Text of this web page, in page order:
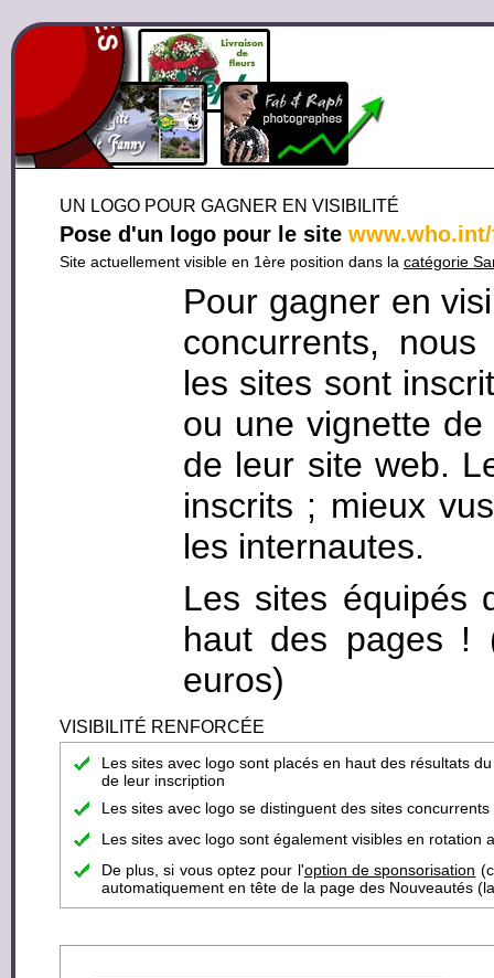
UN LOGO POUR GAGNER EN VISIBILITÉ
Pose d'un logo pour le site
Site actuellement visible en 1ère position dans la catégorie
Pour gagner en
concurrents,
les sites sont
ou une vignette
de leur site web.
inscrits ; mieux
les internautes.
Les sites équipés
haut des pages !
euros)
VISIBILITÉ RENFORCÉE
Les sites avec logo sont placés en haut des résultats
de leur inscription
Les sites avec logo se distinguent des sites
Les sites avec logo sont également visibles en
De plus, si vous optez pour l'option de sponsorisation
automatiquement en tête de la page des Nouveautés